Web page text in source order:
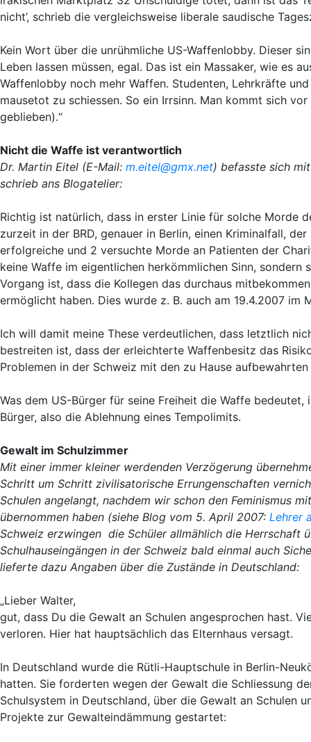
nicht’, schrieb die vergleichsweise liberale saudische
Kein Wort über die unrühmliche US-Waffenlobby. Dieser
Leben lassen müssen, egal. Das ist ein Massaker, wie es
Waffenlobby noch mehr Waffen. Studenten, Lehrkräfte
mausetot zu schiessen. So ein Irrsinn. Man kommt sich
geblieben).“
Nicht die Waffe ist verantwortlich
Dr. Martin Eitel (E-Mail: m.eitel@gmx.net) befasste sich
schrieb ans Blogatelier:
Richtig ist natürlich, dass in erster Linie für solche Morde
zurzeit in der BRD, genauer in Berlin, einen Kriminalfall,
erfolgreiche und 2 versuchte Morde an Patienten der
keine Waffe im eigentlichen herkömmlichen Sinn,
Vorgang ist, dass die Kollegen das durchaus
ermöglicht haben. Dies wurde z. B. auch am 19.4.2007 im
Ich will damit meine These verdeutlichen, dass letztlich
bestreiten ist, dass der erleichterte Waffenbesitz das
Problemen in der Schweiz mit den zu Hause
Was dem US-Bürger für seine Freiheit die Waffe
Bürger, also die Ablehnung eines Tempolimits.
Gewalt im Schulzimmer
Mit einer immer kleiner werdenden Verzögerung
Schritt um Schritt zivilisatorische Errungenschaften
Schulen angelangt, nachdem wir schon den Feminismus
übernommen haben (siehe Blog vom 5. April 2007: Lehrer
Schweiz erzwingen die Schüler allmählich die Herrschaft
Schulhauseingängen in der Schweiz bald einmal auch
lieferte dazu Angaben über die Zustände in Deutschland:
„Lieber Walter,
gut, dass Du die Gewalt an Schulen angesprochen hast.
verloren. Hier hat hauptsächlich das Elternhaus versagt.
In Deutschland wurde die Rütli-Hauptschule in Berlin-
hatten. Sie forderten wegen der Gewalt die Schliessung
Schulsystem in Deutschland, über die Gewalt an Schulen
Projekte zur Gewalteindämmung gestartet: